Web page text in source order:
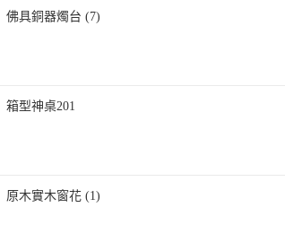
佛具銅器燭台 (7)
箱型神桌201
原木實木窗花 (1)